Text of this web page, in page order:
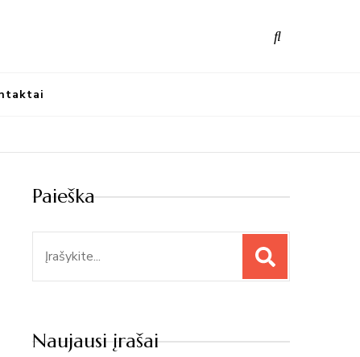
Paieška
Naujausi įrašai